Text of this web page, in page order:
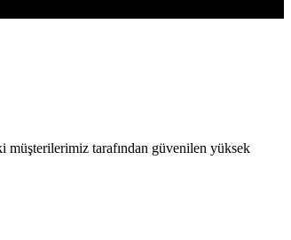
müşterilerimiz tarafından güvenilen yüksek